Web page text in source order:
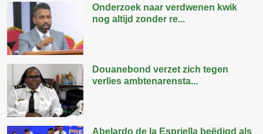
Onderzoek naar verdwenen kwik
nog altijd zonder re...
Douanebond verzet zich tegen
verlies ambtenarensta...
Abelardo de la Espriella beëdigd als